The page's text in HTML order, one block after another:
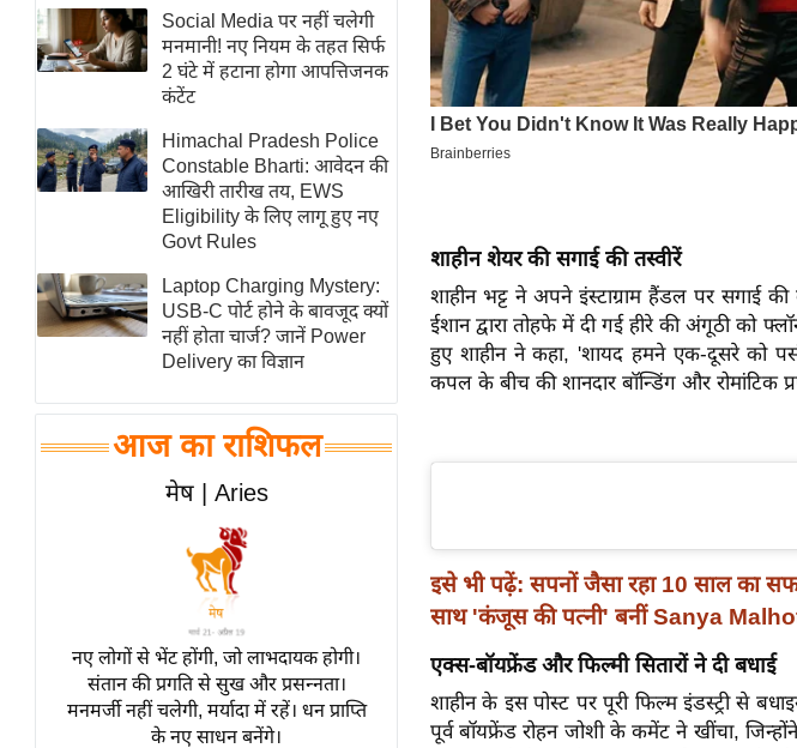
फिटनेस मंत्रा
रिलेशनशिप
राजनीति
विश्लेषण
समसामयिक
मातृभूमि
एम.
आर.
आई.
समीक्षा
धर्म
ज्योतिष
त्योहार
राशिफल
विशेष
Social Media पर नहीं चलेगी
मनमानी! नए नियम के तहत सिर्फ
2 घंटे में हटाना होगा आपत्तिजनक
कंटेंट
Himachal Pradesh Police
Constable Bharti: आवेदन की
आखिरी तारीख तय, EWS
Eligibility के लिए लागू हुए नए
Govt Rules
Laptop Charging Mystery:
USB-C पोर्ट होने के बावजूद क्यों
नहीं होता चार्ज? जानें Power
Delivery का विज्ञान
आज का राशिफल
मेष | Aries
नए लोगों से भेंट होंगी, जो लाभदायक होगी।
संतान की प्रगति से सुख और प्रसन्नता।
मनमर्जी नहीं चलेगी, मर्यादा में रहें। धन प्राप्ति
के नए साधन बनेंगे।
शाहीन शेयर की सगाई की तस्वीरें
शाहीन भट्ट ने अपने इंस्टाग्राम हैंडल पर सगाई
ईशान द्वारा तोहफे में दी गई हीरे की अंगूठी को
हुए शाहीन ने कहा, 'शायद हमने एक-दूसरे को
कपल के बीच की शानदार बॉन्डिंग और
इसे भी पढ़ें: सपनों जैसा रहा 10 साल का
साथ 'कंजूस की पत्नी' बनीं Sanya
एक्स-बॉयफ्रेंड और फिल्मी सितारों ने दी बधाई
शाहीन के इस पोस्ट पर पूरी फिल्म इंडस्ट्री से
पूर्व बॉयफ्रेंड रोहन जोशी के कमेंट ने खींचा,